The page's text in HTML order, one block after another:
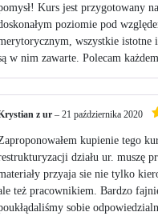
Kurs jest przygotowany na
poziomie pod
wszystkie istotne
w nim zawarte. Polecam
z ur – 21 października 2020
kupienie tego
działu ur. muszę
przyaja sie nie tylko
też pracownikiem. Bardzo
sobie